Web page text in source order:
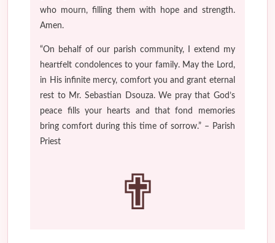
who mourn, filling them with hope and strength.
Amen.
“On behalf of our parish community, I extend my
heartfelt condolences to your family. May the Lord,
in His infinite mercy, comfort you and grant eternal
rest to Mr. Sebastian Dsouza. We pray that God’s
peace fills your hearts and that fond memories
bring comfort during this time of sorrow.” – Parish
Priest
✟